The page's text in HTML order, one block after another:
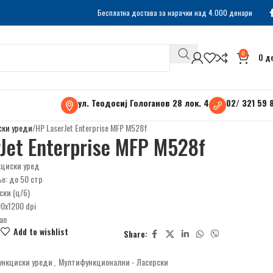
Бесплатна достава за нарачки над 4.000 денари
0 0
ул. Теодосиј Гологанов 28 лок. 4
02/ 321 59
уреди HP LaserJet Enterprise MFP M528f
Enterprise MFP M528f
уред
до 50 стр
(ц/б)
dpi
Add to wishlist Share:
уреди Мултифункционални - Ласерски